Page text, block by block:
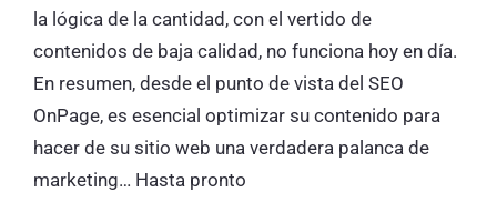
la lógica de la cantidad, con el vertido de
contenidos de baja calidad, no funciona hoy en día.
En resumen, desde el punto de vista del SEO
OnPage, es esencial optimizar su contenido para
hacer de su sitio web una verdadera palanca de
marketing… Hasta pronto